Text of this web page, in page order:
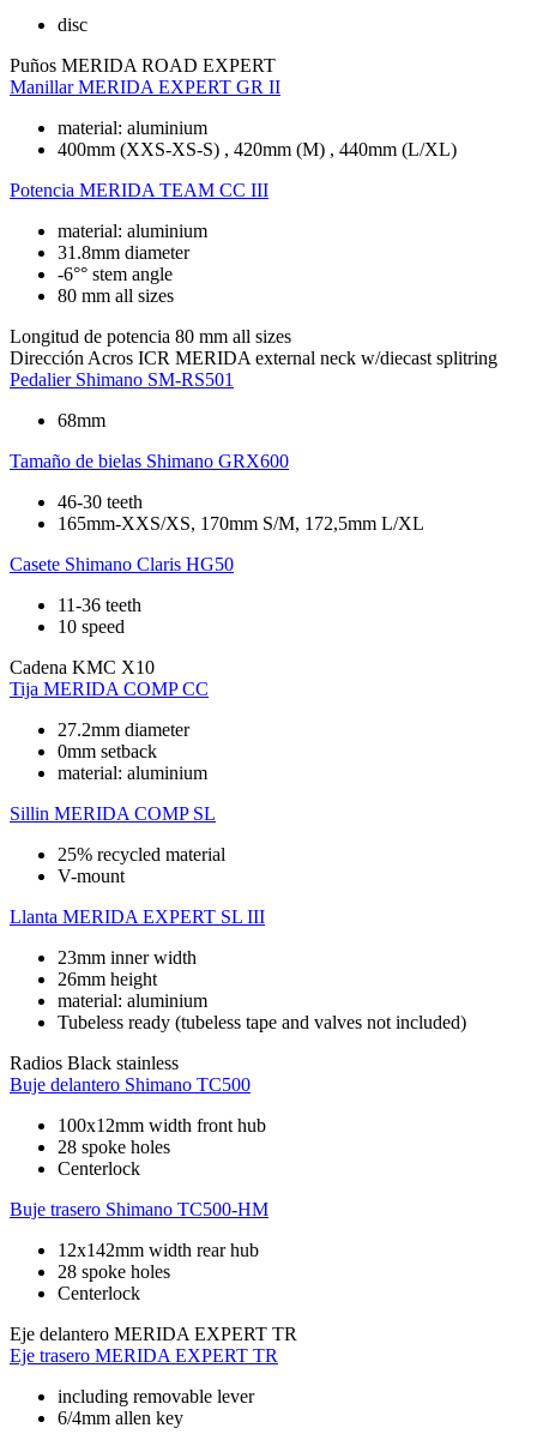
disc
Puños MERIDA ROAD EXPERT
Manillar MERIDA EXPERT GR II
material: aluminium
400mm (XXS-XS-S) , 420mm (M) , 440mm (L/XL)
Potencia MERIDA TEAM CC III
material: aluminium
31.8mm diameter
-6°° stem angle
80 mm all sizes
Longitud de potencia 80 mm all sizes
Dirección Acros ICR MERIDA external neck w/diecast splitring
Pedalier Shimano SM-RS501
68mm
Tamaño de bielas Shimano GRX600
46-30 teeth
165mm-XXS/XS, 170mm S/M, 172,5mm L/XL
Casete Shimano Claris HG50
11-36 teeth
10 speed
Cadena KMC X10
Tija MERIDA COMP CC
27.2mm diameter
0mm setback
material: aluminium
Sillin MERIDA COMP SL
25% recycled material
V-mount
Llanta MERIDA EXPERT SL III
23mm inner width
26mm height
material: aluminium
Tubeless ready (tubeless tape and valves not included)
Radios Black stainless
Buje delantero Shimano TC500
100x12mm width front hub
28 spoke holes
Centerlock
Buje trasero Shimano TC500-HM
12x142mm width rear hub
28 spoke holes
Centerlock
Eje delantero MERIDA EXPERT TR
Eje trasero MERIDA EXPERT TR
including removable lever
6/4mm allen key